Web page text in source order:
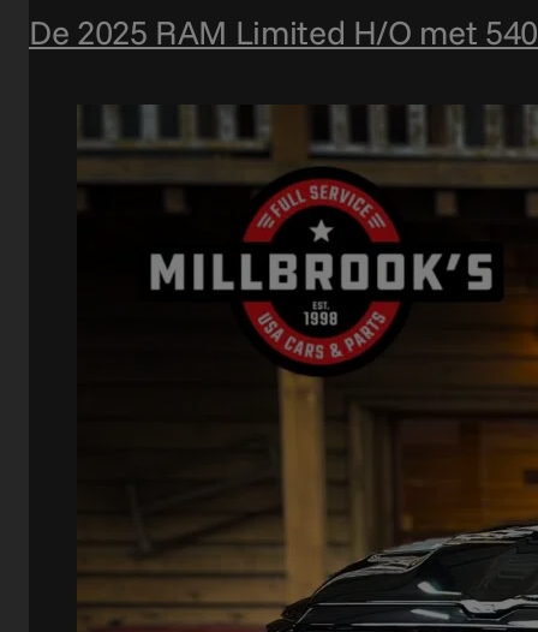
De 2025 RAM Limited H/O met